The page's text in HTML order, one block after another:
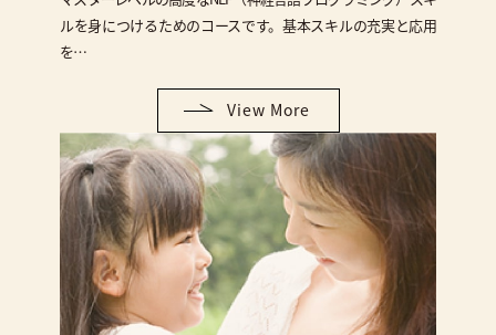
ルを身につけるためのコースです。基本スキルの充実と応用
を…
View More